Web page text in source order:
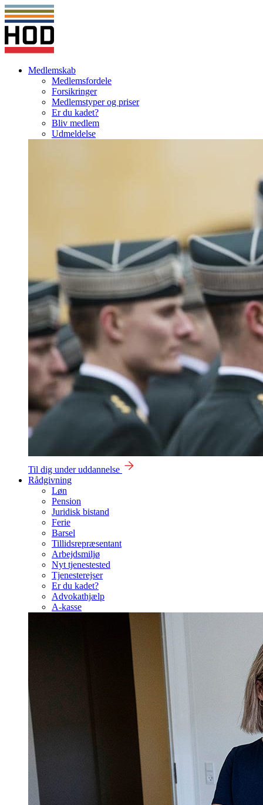
Medlemskab
Medlemsfordele
Forsikringer
Medlemstyper og priser
Er du kadet?
Bliv medlem
Udmeldelse
Til dig under uddannelse
Rådgivning
Løn
Pension
Juridisk bistand
Ferie
Barsel
Tillidsrepræsentant
Arbejdsmiljø
Nyt tjenestested
Tjenesterejser
Er du kadet?
Advokathjælp
A-kasse